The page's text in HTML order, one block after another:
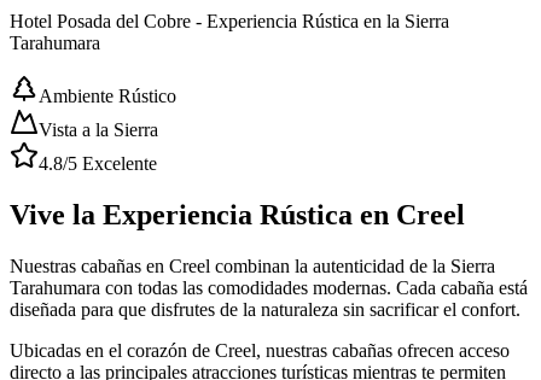
Hotel Posada del Cobre - Experiencia Rústica en la Sierra
Tarahumara
Ambiente Rústico
Vista a la Sierra
4.8/5 Excelente
Vive la Experiencia Rústica en Creel
Nuestras cabañas en Creel combinan la autenticidad de la Sierra
Tarahumara con todas las comodidades modernas. Cada cabaña está
diseñada para que disfrutes de la naturaleza sin sacrificar el confort.
Ubicadas en el corazón de Creel, nuestras cabañas ofrecen acceso
directo a las principales atracciones turísticas mientras te permiten